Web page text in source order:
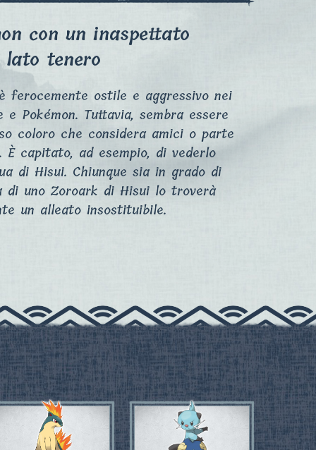
con un inaspettato
lato tenero
ferocemente ostile e aggressivo nei
Pokémon. Tuttavia, sembra essere
coloro che considera amici o parte
È capitato, ad esempio, di vederlo
di Hisui. Chiunque sia in grado di
di uno Zoroark di Hisui lo troverà
un alleato insostituibile.